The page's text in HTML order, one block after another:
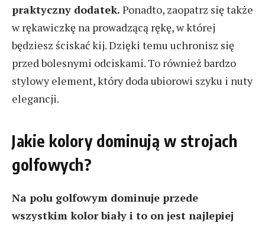
praktyczny dodatek. Ponadto, zaopatrz się także
w rękawiczkę na prowadzącą rękę, w której
będziesz ściskać kij. Dzięki temu uchronisz się
przed bolesnymi odciskami. To również bardzo
stylowy element, który doda ubiorowi szyku i nuty
elegancji.
Jakie kolory dominują w strojach
golfowych?
Na polu golfowym dominuje przede
wszystkim kolor biały i to on jest najlepiej